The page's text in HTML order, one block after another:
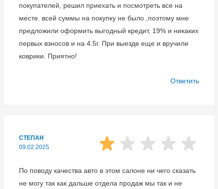
покупателей, решил приехать и посмотреть все на
месте. всей суммы на покупку не было ,поэтому мне
предложили оформить выгодный кредит, 19% и никаких
первых взносов и на 4.5г. При выезде еще и вручили
коврики. Приятно!
Ответить
СТЕПАН
09.02.2025
По поводу качества авто в этом салоне ни чего сказать
не могу так как дальше отдела продаж мы так и не